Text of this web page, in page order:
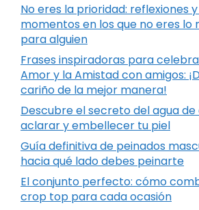
No eres la prioridad: reflexiones
momentos en los que no eres
para alguien
Frases inspiradoras para
Amor y la Amistad con amigos:
cariño de la mejor manera!
Descubre el secreto del agua
aclarar y embellecer tu piel
Guía definitiva de peinados
hacia qué lado debes peinarte
El conjunto perfecto: cómo
crop top para cada ocasión